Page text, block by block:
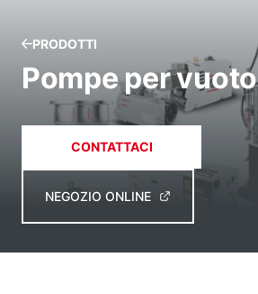
PRODOTTI
Pompe per vuoto
CONTATTACI
NEGOZIO ONLINE